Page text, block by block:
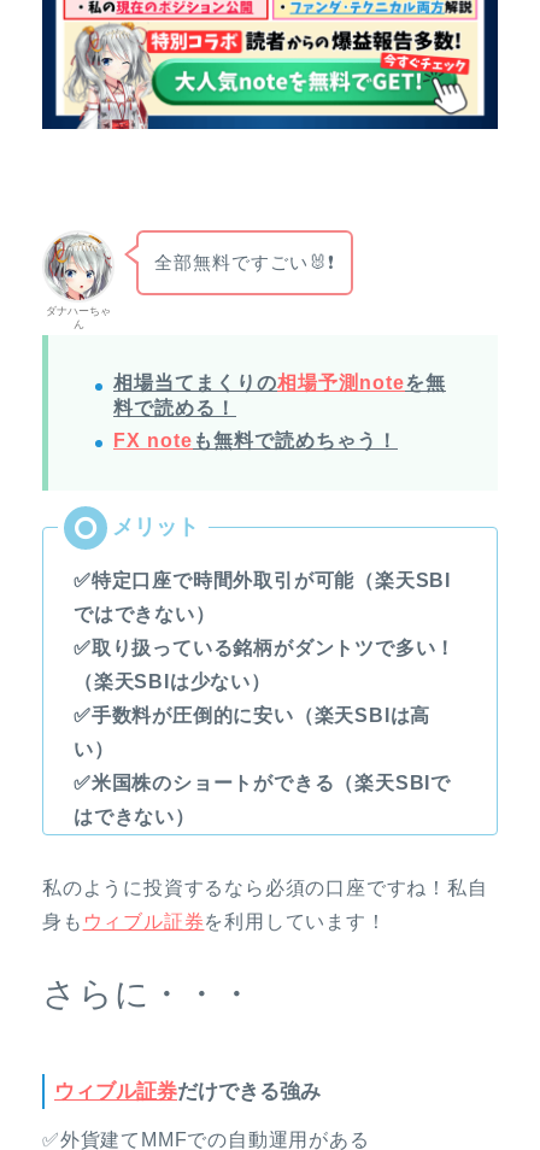
ダナハーちゃ
ん
全部無料ですごい🐰❗
相場当てまくりの相場予測noteを無
料で読める！
FX note も無料で読めちゃう！
✅特定口座で時間外取引が可能（楽天SBI
ではできない）
✅取り扱っている銘柄がダントツで多い！
（楽天SBIは少ない）
✅手数料が圧倒的に安い（楽天SBIは高
い）
✅米国株のショートができる（楽天SBIで
はできない）
私のように投資するなら必須の口座ですね！私自
身も ウィブル証券を利用しています！
さらに・・・
ウィブル証券だけできる強み
✅外貨建てMMFでの自動運用がある